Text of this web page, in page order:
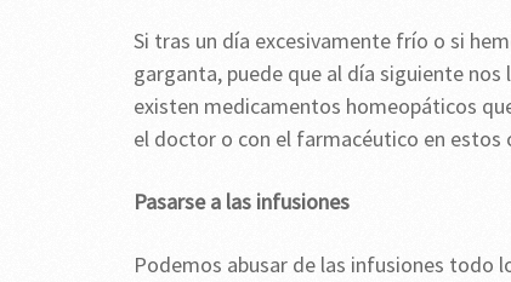
Si tras un día excesivamente frío o si
garganta, puede que al día siguiente
existen medicamentos homeopáticos
el doctor o con el farmacéutico en estos
Pasarse a las infusiones
Podemos abusar de las infusiones todo